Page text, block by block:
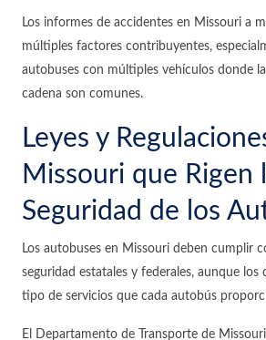
Los informes de accidentes en Missouri a
múltiples factores contribuyentes,
autobuses con múltiples vehículos donde
cadena son comunes.
Leyes y
Missouri que Rigen
Seguridad de los
Los autobuses en Missouri deben cumplir
seguridad estatales y federales, aunque los
tipo de servicios que cada autobús
El Departamento de Transporte de